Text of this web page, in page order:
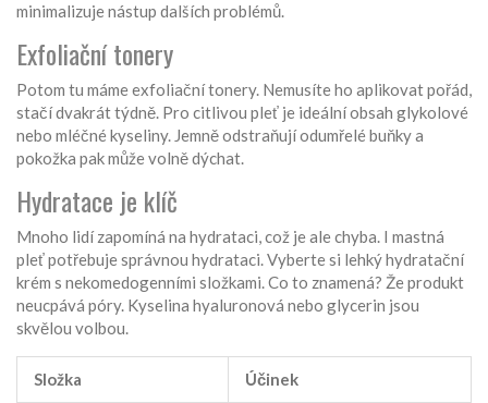
minimalizuje nástup dalších problémů.
Exfoliační tonery
Potom tu máme exfoliační tonery. Nemusíte ho aplikovat pořád,
stačí dvakrát týdně. Pro citlivou pleť je ideální obsah glykolové
nebo mléčné kyseliny. Jemně odstraňují odumřelé buňky a
pokožka pak může volně dýchat.
Hydratace je klíč
Mnoho lidí zapomíná na hydrataci, což je ale chyba. I mastná
pleť potřebuje správnou hydrataci. Vyberte si lehký hydratační
krém s nekomedogenními složkami. Co to znamená? Že produkt
neucpává póry. Kyselina hyaluronová nebo glycerin jsou
skvělou volbou.
Složka Účinek